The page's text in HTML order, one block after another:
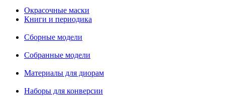
Окрасочные маски
Книги и периодика
Сборные модели
Собранные модели
Материалы для диорам
Наборы для конверсии